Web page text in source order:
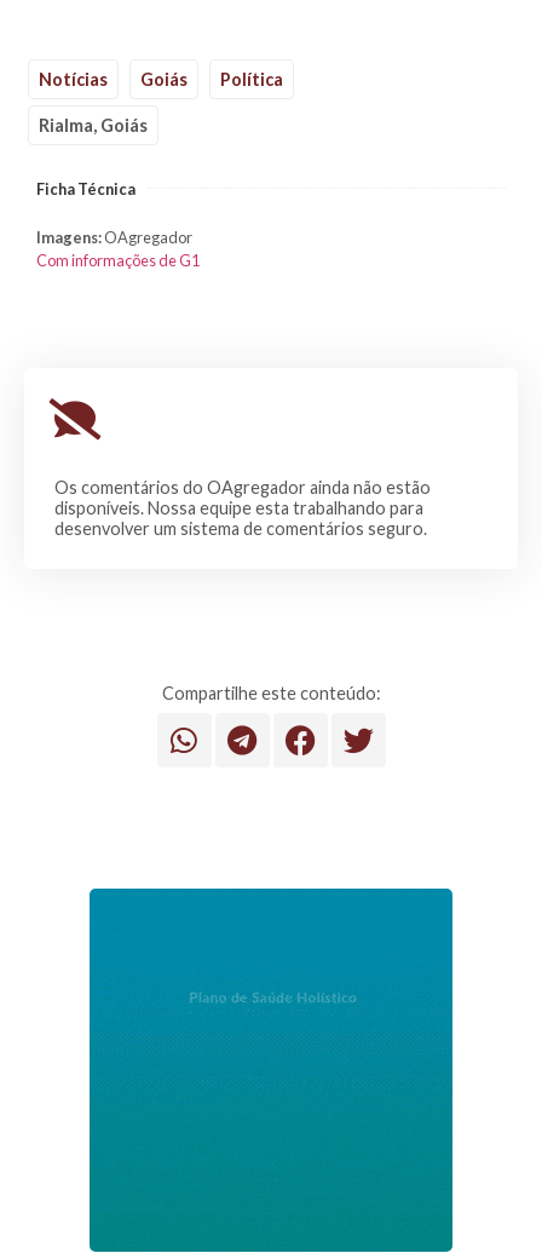
Notícias Goiás Política
Rialma, Goiás
Ficha Técnica
Imagens:OAgregador
Com informações de G1
Os comentários do OAgregador ainda não estão
disponíveis. Nossa equipe esta trabalhando para
desenvolver um sistema de comentários seguro.
Compartilhe este conteúdo: